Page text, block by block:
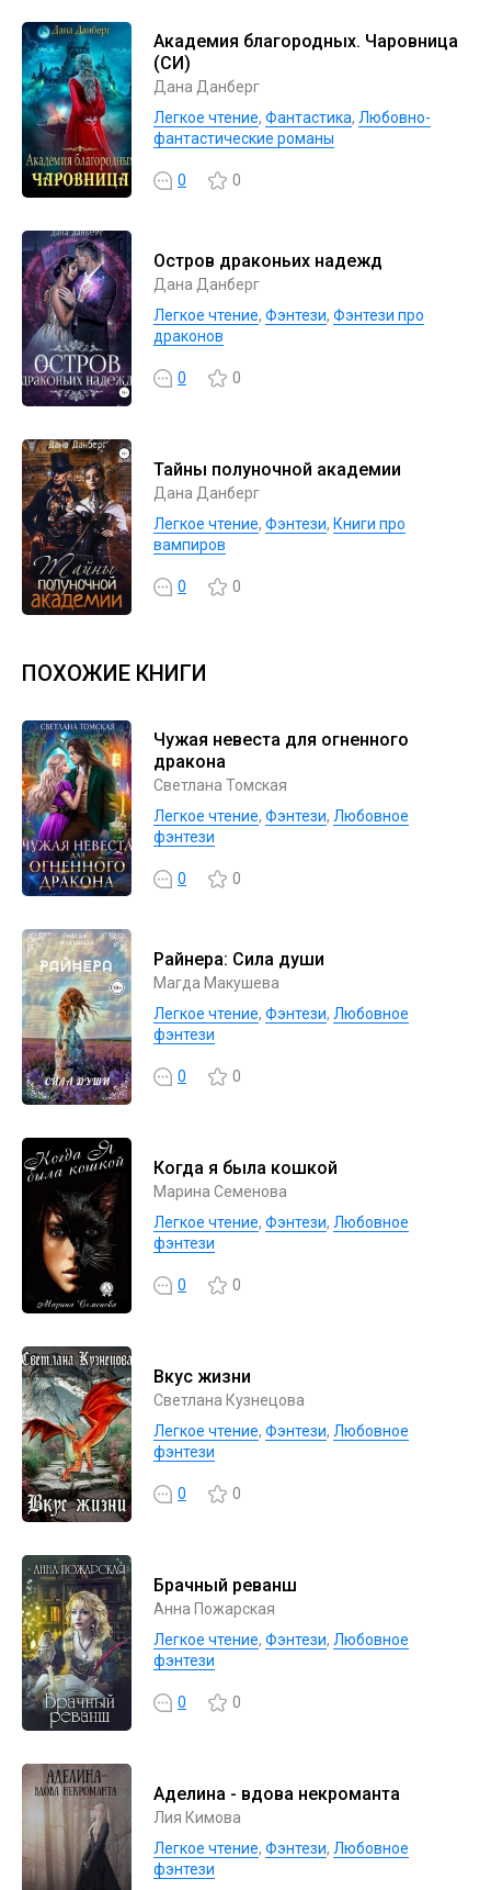
Академия благородных. Чаровница
(СИ)
Дана Данберг
Легкое чтение, Фантастика, Любовно-
фантастические романы
0 0
Остров драконьих надежд
Дана Данберг
Легкое чтение, Фэнтези, Фэнтези про
драконов
0 0
Тайны полуночной академии
Дана Данберг
Легкое чтение, Фэнтези, Книги про
вампиров
0 0
ПОХОЖИЕ КНИГИ
Чужая невеста для огненного
дракона
Светлана Томская
Легкое чтение, Фэнтези, Любовное
фэнтези
0 0
Райнера: Сила души
Магда Макушева
Легкое чтение, Фэнтези, Любовное
фэнтези
0 0
Когда я была кошкой
Марина Семенова
Легкое чтение, Фэнтези, Любовное
фэнтези
0 0
Вкус жизни
Светлана Кузнецова
Легкое чтение, Фэнтези, Любовное
фэнтези
0 0
Брачный реванш
Анна Пожарская
Легкое чтение, Фэнтези, Любовное
фэнтези
0 0
Аделина - вдова некроманта
Лия Кимова
Легкое чтение, Фэнтези, Любовное
фэнтези